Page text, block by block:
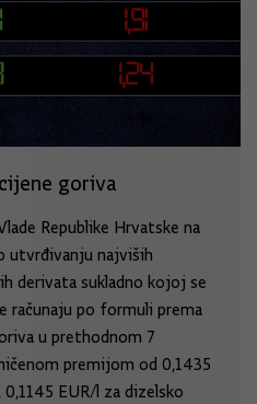
goriva
Republike Hrvatske na
utvrđivanju najviših
derivata sukladno kojoj se
računaju po formuli prema
u prethodnom 7
premijom od 0,1435
EUR/l za dizelsko